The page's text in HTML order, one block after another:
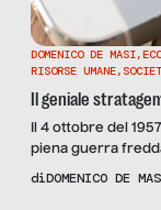
DOMENICO DE MASI,
RISORSE UMANE,
Il geniale
Il 4 ottobre del
piena guerra
proprio paese
diDOMENICO DE